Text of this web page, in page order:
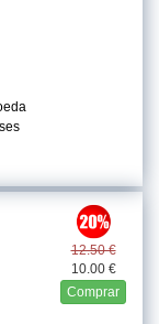
12.50 €
10.00 €
Comprar